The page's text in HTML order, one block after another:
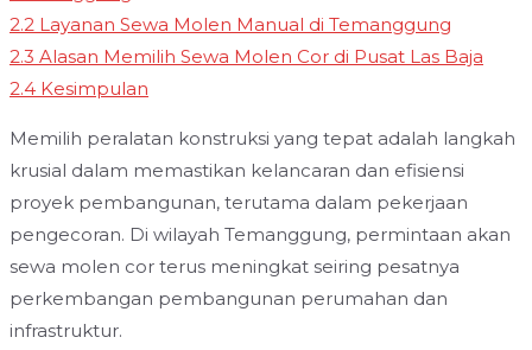
2.2 Layanan Sewa Molen Manual di Temanggung
2.3 Alasan Memilih Sewa Molen Cor di Pusat Las Baja
2.4 Kesimpulan
Memilih peralatan konstruksi yang tepat adalah langkah
krusial dalam memastikan kelancaran dan efisiensi
proyek pembangunan, terutama dalam pekerjaan
pengecoran. Di wilayah Temanggung, permintaan akan
sewa molen cor terus meningkat seiring pesatnya
perkembangan pembangunan perumahan dan
infrastruktur.